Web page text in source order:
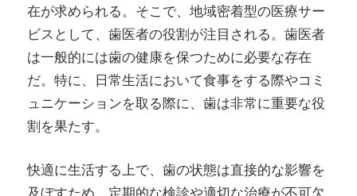
在が求められる。そこで、地域密着型の医療サー
ビスとして、歯医者の役割が注目される。歯医者
は一般的には歯の健康を保つために必要な存在
だ。特に、日常生活において食事をする際やコミ
ュニケーションを取る際に、歯は非常に重要な役
割を果たす。
快適に生活する上で、歯の状態は直接的な影響を